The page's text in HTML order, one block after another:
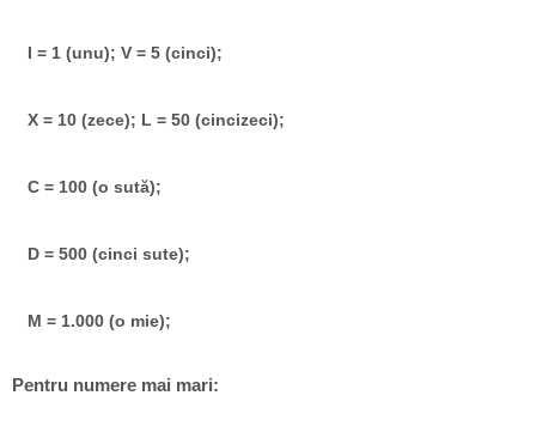
I = 1 (unu); V = 5 (cinci);
X = 10 (zece); L = 50 (cincizeci);
C = 100 (o sută);
D = 500 (cinci sute);
M = 1.000 (o mie);
Pentru numere mai mari: